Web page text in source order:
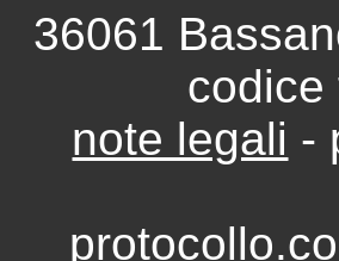
36061
codice
note legali -